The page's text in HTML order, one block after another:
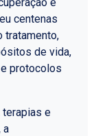
centenas
tratamento,
de vida,
protocolos
terapias e
a